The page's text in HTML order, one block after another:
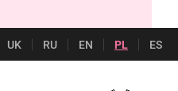
UK RU EN PL ES